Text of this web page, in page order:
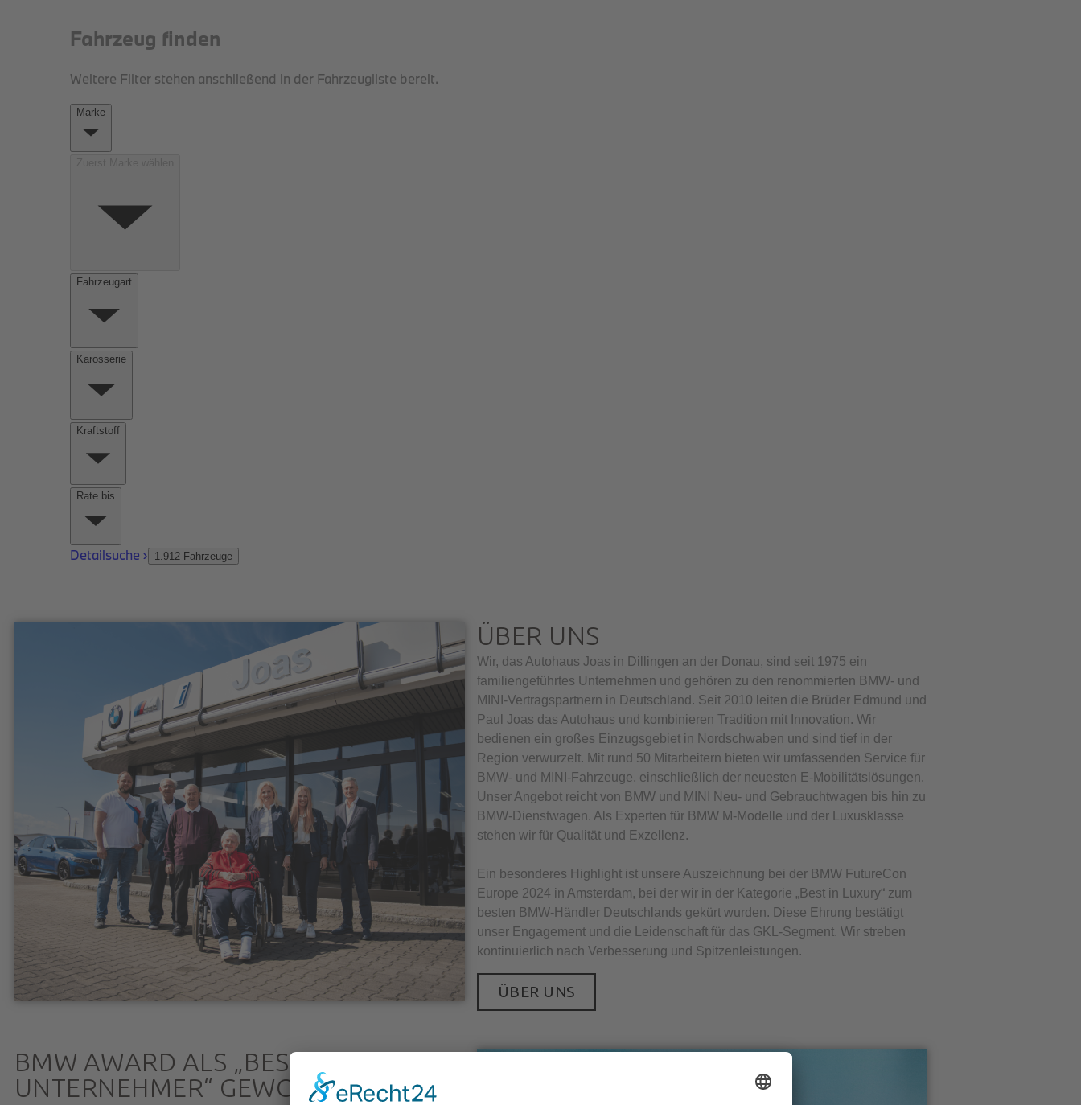
JETZT BEI UNS.
ÜBER UNS
Wir, das Autohaus Joas in Dillingen an der Donau, sind seit 1975 ein
familiengeführtes Unternehmen und gehören zu den renommierten BMW- und
MINI-Vertragspartnern in Deutschland. Seit 2010 leiten die Brüder Edmund und
Paul Joas das Autohaus und kombinieren Tradition mit Innovation. Wir
bedienen ein großes Einzugsgebiet in Nordschwaben und sind tief in der
Region verwurzelt. Mit rund 50 Mitarbeitern bieten wir umfassenden Service für
BMW- und MINI-Fahrzeuge, einschließlich der neuesten E-Mobilitätslösungen.
Unser Angebot reicht von BMW und MINI Neu- und Gebrauchtwagen bis hin zu
BMW-Dienstwagen. Als Experten für BMW M-Modelle und der Luxusklasse
stehen wir für Qualität und Exzellenz.
Ein besonderes Highlight ist unsere Auszeichnung bei der BMW FutureCon
Europe 2024 in Amsterdam, bei der wir in der Kategorie „Best in Luxury“ zum
besten BMW-Händler Deutschlands gekürt wurden. Diese Ehrung bestätigt
unser Engagement und die Leidenschaft für das GKL-Segment. Wir streben
kontinuierlich nach Verbesserung und Spitzenleistungen.
ÜBER UNS
BMW AWARD ALS „BESTER
UNTERNEHMER“ GEWONNEN